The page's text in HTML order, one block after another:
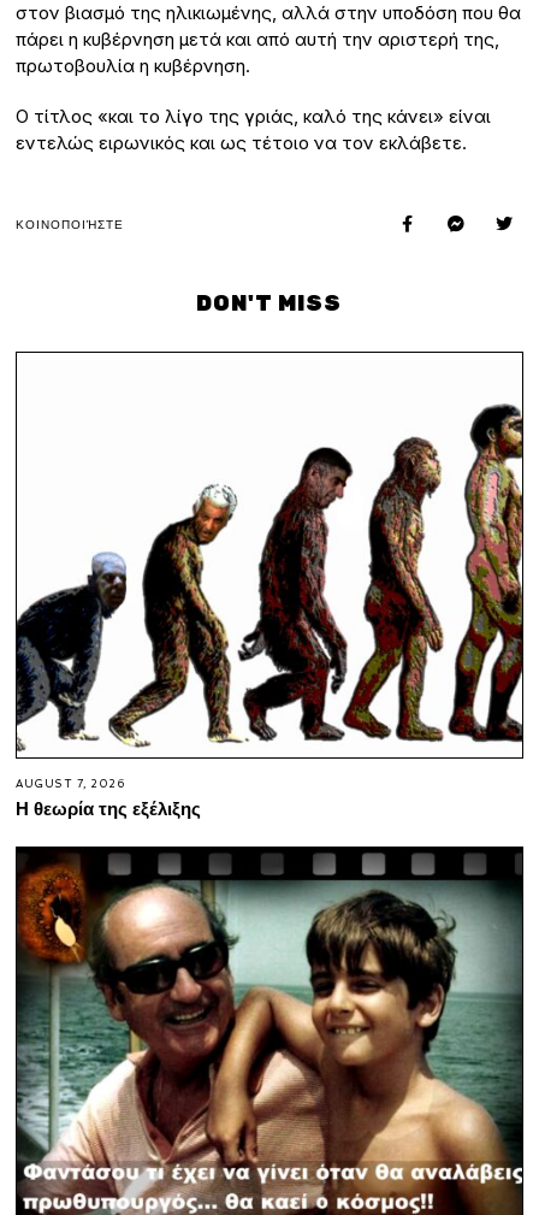
στον βιασμό της ηλικιωμένης, αλλά στην υποδόση που θα
πάρει η κυβέρνηση μετά και από αυτή την αριστερή της,
πρωτοβουλία η κυβέρνηση.
Ο τίτλος «και το λίγο της γριάς, καλό της κάνει» είναι
εντελώς ειρωνικός και ως τέτοιο να τον εκλάβετε.
ΚΟΙΝΟΠΟΙΉΣΤΕ
DON'T MISS
AUGUST 7, 2026
Η θεωρία της εξέλιξης